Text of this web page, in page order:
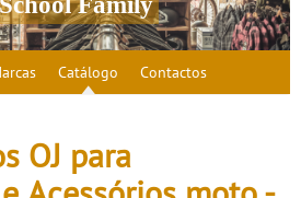
Catálogo Contactos
OJ para